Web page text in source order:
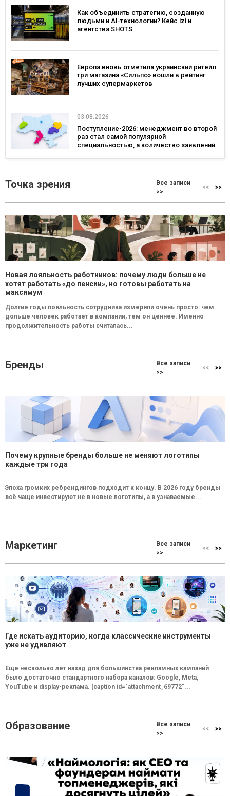
Как объединить стратегию, созданную
людьми и AI-технологии? Кейс izi и
агентства SHOTS
Европа вновь отметила украинский ритейл:
три магазина «Сильпо» вошли в рейтинг
лучших супермаркетов
03.08.2026
Поступление-2026: менеджмент во второй
раз стал самой популярной
специальностью, а количество заявлений
Точка зрения
Все записи
>>
Новая лояльность работников: почему люди больше не
хотят работать «до пенсии», но готовы работать на
максимум
Долгие годы лояльность сотрудника измеряли очень просто: чем
дольше человек работает в компании, тем он ценнее. Именно
продолжительность работы считалась...
Бренды
Все записи
>>
Почему крупные бренды больше не меняют логотипы
каждые три года
Эпоха громких ребрендингов подходит к концу. В 2026 году бренды
всё чаще инвестируют не в новые логотипы, а в узнаваемые...
Маркетинг
Все записи
>>
Где искать аудиторию, когда классические инструменты
уже не удивляют
Еще несколько лет назад для большинства рекламных кампаний
было достаточно стандартного набора каналов: Google, Meta,
YouTube и display-реклама. [caption id="attachment_69772"...
Образование
Все записи
>>